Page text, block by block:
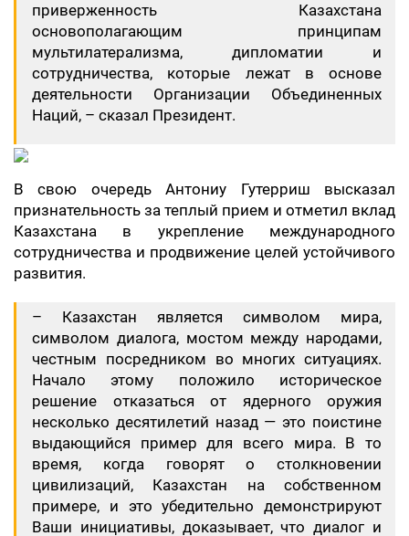
приверженность Казахстана
основополагающим принципам
мультилатерализма, дипломатии и
сотрудничества, которые лежат в основе
деятельности Организации Объединенных
Наций, – сказал Президент.
В свою очередь Антониу Гутерриш высказал
признательность за теплый прием и отметил вклад
Казахстана в укрепление международного
сотрудничества и продвижение целей устойчивого
развития.
– Казахстан является символом мира,
символом диалога, мостом между народами,
честным посредником во многих ситуациях.
Начало этому положило историческое
решение отказаться от ядерного оружия
несколько десятилетий назад — это поистине
выдающийся пример для всего мира. В то
время, когда говорят о столкновении
цивилизаций, Казахстан на собственном
примере, и это убедительно демонстрируют
Ваши инициативы, доказывает, что диалог и